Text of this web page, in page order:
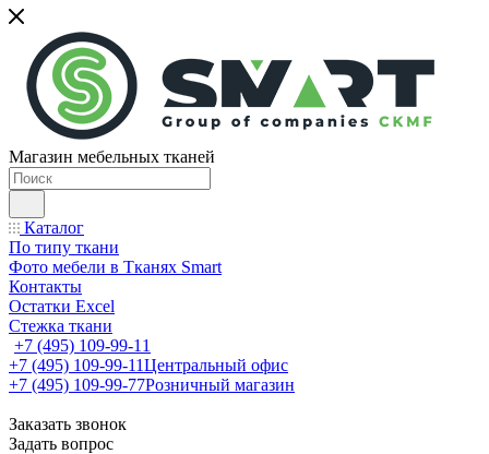
Магазин мебельных тканей
Каталог
По типу ткани
Фото мебели в Тканях Smart
Контакты
Остатки Excel
Стежка ткани
+7 (495) 109-99-11
+7 (495) 109-99-11Центральный офис
+7 (495) 109-99-77Розничный магазин
Заказать звонок
Задать вопрос